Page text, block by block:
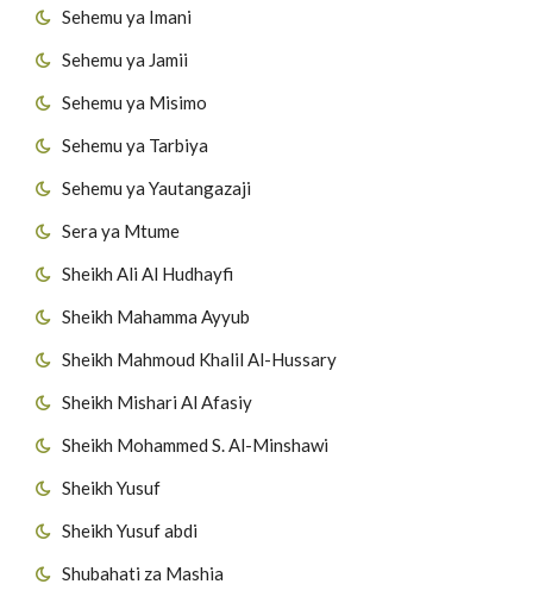
Sehemu ya Imani
Sehemu ya Jamii
Sehemu ya Misimo
Sehemu ya Tarbiya
Sehemu ya Yautangazaji
Sera ya Mtume
Sheikh Ali Al Hudhayfi
Sheikh Mahamma Ayyub
Sheikh Mahmoud Khalil Al-Hussary
Sheikh Mishari Al Afasiy
Sheikh Mohammed S. Al-Minshawi
Sheikh Yusuf
Sheikh Yusuf abdi
Shubahati za Mashia